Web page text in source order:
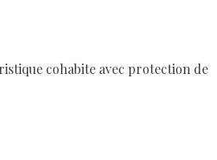
cohabite avec protection de